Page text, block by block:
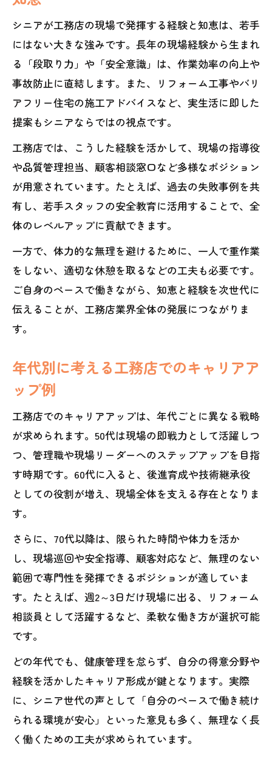
シニアが工務店の現場で発揮する経験と知恵は、若手
にはない大きな強みです。長年の現場経験から生まれ
る「段取り力」や「安全意識」は、作業効率の向上や
事故防止に直結します。また、リフォーム工事やバリ
アフリー住宅の施工アドバイスなど、実生活に即した
提案もシニアならではの視点です。
工務店では、こうした経験を活かして、現場の指導役
や品質管理担当、顧客相談窓口など多様なポジション
が用意されています。たとえば、過去の失敗事例を共
有し、若手スタッフの安全教育に活用することで、全
体のレベルアップに貢献できます。
一方で、体力的な無理を避けるために、一人で重作業
をしない、適切な休憩を取るなどの工夫も必要です。
ご自身のペースで働きながら、知恵と経験を次世代に
伝えることが、工務店業界全体の発展につながりま
す。
年代別に考える工務店でのキャリアア
ップ例
工務店でのキャリアアップは、年代ごとに異なる戦略
が求められます。50代は現場の即戦力として活躍しつ
つ、管理職や現場リーダーへのステップアップを目指
す時期です。60代に入ると、後進育成や技術継承役
としての役割が増え、現場全体を支える存在となりま
す。
さらに、70代以降は、限られた時間や体力を活か
し、現場巡回や安全指導、顧客対応など、無理のない
範囲で専門性を発揮できるポジションが適していま
す。たとえば、週2～3日だけ現場に出る、リフォーム
相談員として活躍するなど、柔軟な働き方が選択可能
です。
どの年代でも、健康管理を怠らず、自分の得意分野や
経験を活かしたキャリア形成が鍵となります。実際
に、シニア世代の声として「自分のペースで働き続け
られる環境が安心」といった意見も多く、無理なく長
く働くための工夫が求められています。